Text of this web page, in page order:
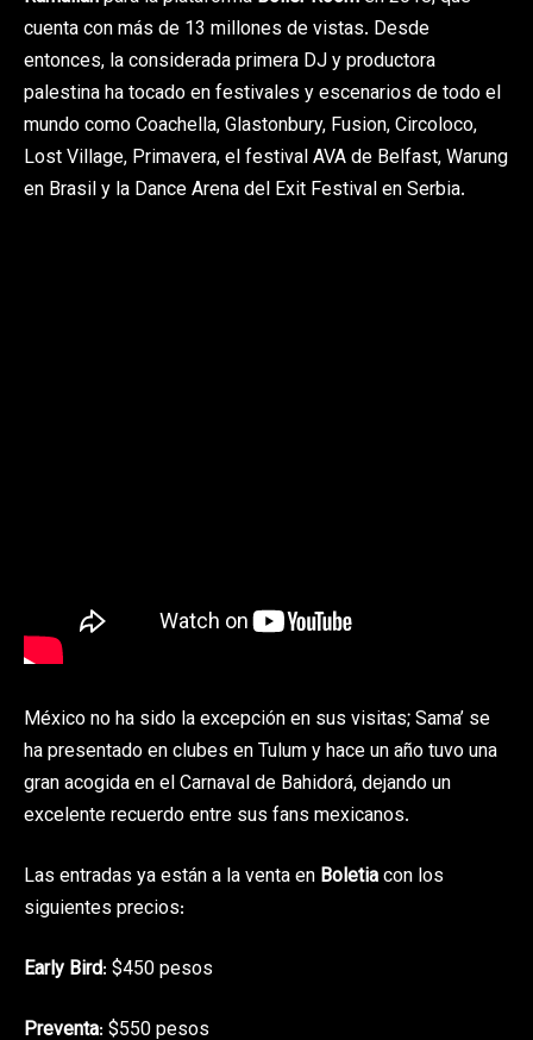
cuenta con más de 13 millones de vistas. Desde
entonces, la considerada primera DJ y productora
palestina ha tocado en festivales y escenarios de todo el
mundo como Coachella, Glastonbury, Fusion, Circoloco,
Lost Village, Primavera, el festival AVA de Belfast, Warung
en Brasil y la Dance Arena del Exit Festival en Serbia.
México no ha sido la excepción en sus visitas; Sama’ se
ha presentado en clubes en Tulum y hace un año tuvo una
gran acogida en el Carnaval de Bahidorá, dejando un
excelente recuerdo entre sus fans mexicanos.
Las entradas ya están a la venta en Boletiacon los
siguientes precios:
Early Bird: $450 pesos
Preventa: $550 pesos